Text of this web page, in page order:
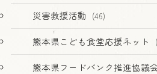
災害救援活動 (46)
熊本県こども食堂応援ネット
熊本県フードバンク推進協議